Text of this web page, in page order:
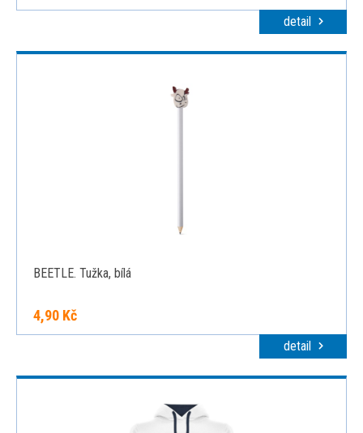
detail
BEETLE. Tužka, bílá
4,90 Kč
detail